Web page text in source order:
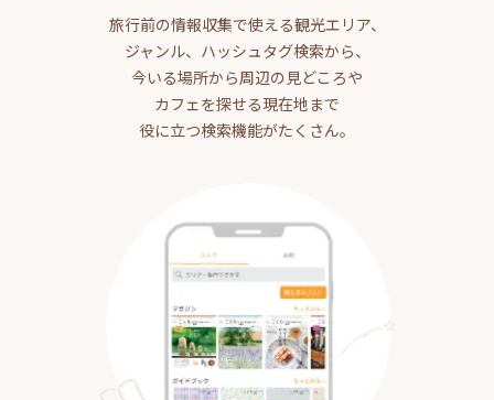
旅行前の情報収集で使える観光エリア、
ジャンル、ハッシュタグ検索から、
今いる場所から周辺の見どころや
カフェを探せる現在地まで
役に立つ検索機能がたくさん。